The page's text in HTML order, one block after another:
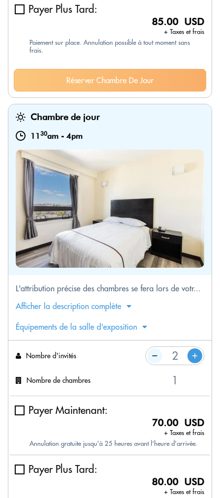
Payer Plus Tard:
85.00 USD
+ Taxes et frais
Paiement sur place. Annulation possible à tout moment sans
frais.
Réserver Chambre De Jour
Chambre de jour
11 30am - 4pm
L'attribution précise des chambres se fera lors de votr...
Afficher la description complète
Équipements de la salle d'exposition
Nombre d'invités
Nombre de chambres
Payer Maintenant:
70.00 USD
+ Taxes et frais
Annulation gratuite jusqu'à 25 heures avant l'heure d'arrivée.
Payer Plus Tard:
80.00 USD
+ Taxes et frais